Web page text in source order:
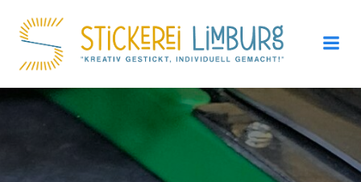
Inhalt
springen